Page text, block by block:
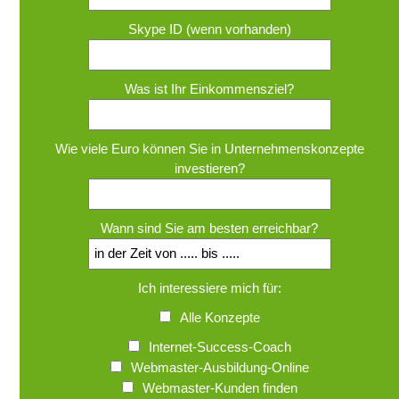
Skype ID (wenn vorhanden)
Was ist Ihr Einkommensziel?
Wie viele Euro können Sie in Unternehmenskonzepte
investieren?
Wann sind Sie am besten erreichbar?
Ich interessiere mich für:
Alle Konzepte
Internet-Success-Coach
Webmaster-Ausbildung-Online
Webmaster-Kunden finden